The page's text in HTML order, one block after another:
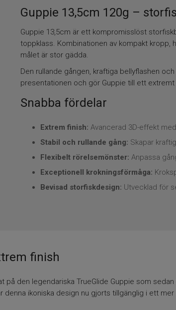
Guppie 13,5cm 120g –
Guppie 13,5cm är ett kompromisslöst
toppklass. Kombinationen av kompakt
målet är stor gädda.
Den rullande gången, kraftiga bellyflashen
presentationen och gör Guppie till ett
Snabba fördelar
Extrem finish: Avancerad 3D-effekt
Stabil och rullande gång: Skapar
Flexibelt rörelsemönster: Anpassa
Exceptionell krokningsförmåga:
Bevisad storfiskdesign: Utvecklad för
finish
den legendariska TrueGlide Guppie som
ikoniska design nu gjorts tillgänglig i ett